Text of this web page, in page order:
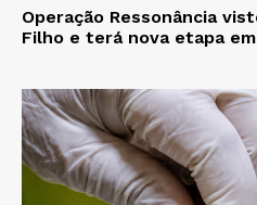
Operação Ressonância
Filho e terá nova etapa em